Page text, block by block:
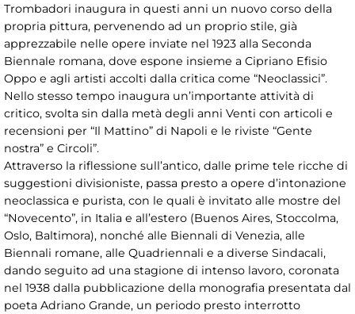
Trombadori inaugura in questi anni un nuovo corso della
propria pittura, pervenendo ad un proprio stile, già
apprezzabile nelle opere inviate nel 1923 alla Seconda
Biennale romana, dove espone insieme a Cipriano Efisio
Oppo e agli artisti accolti dalla critica come “Neoclassici”.
Nello stesso tempo inaugura un’importante attività di
critico, svolta sin dalla metà degli anni Venti con articoli e
recensioni per “Il Mattino” di Napoli e le riviste “Gente
nostra” e Circoli”.
Attraverso la riflessione sull’antico, dalle prime tele ricche di
suggestioni divisioniste, passa presto a opere d’intonazione
neoclassica e purista, con le quali è invitato alle mostre del
“Novecento”, in Italia e all’estero (Buenos Aires, Stoccolma,
Oslo, Baltimora), nonché alle Biennali di Venezia, alle
Biennali romane, alle Quadriennali e a diverse Sindacali,
dando seguito ad una stagione di intenso lavoro, coronata
nel 1938 dalla pubblicazione della monografia presentata dal
poeta Adriano Grande, un periodo presto interrotto